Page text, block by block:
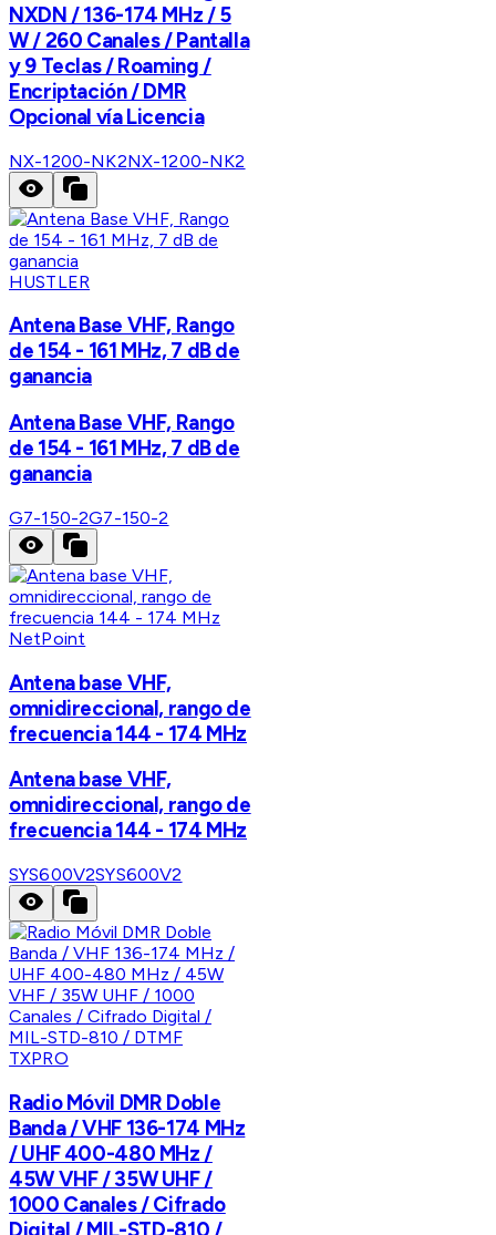
NXDN / 136-174 MHz / 5
W / 260 Canales / Pantalla
y 9 Teclas / Roaming /
Encriptación / DMR
Opcional vía Licencia
NX-1200-NK2NX-1200-NK2
HUSTLER
Antena Base VHF, Rango
de 154 - 161 MHz, 7 dB de
ganancia
Antena Base VHF, Rango
de 154 - 161 MHz, 7 dB de
ganancia
G7-150-2G7-150-2
NetPoint
Antena base VHF,
omnidireccional, rango de
frecuencia 144 - 174 MHz
Antena base VHF,
omnidireccional, rango de
frecuencia 144 - 174 MHz
SYS600V2SYS600V2
TXPRO
Radio Móvil DMR Doble
Banda / VHF 136-174 MHz
/ UHF 400-480 MHz /
45W VHF / 35W UHF /
1000 Canales / Cifrado
Digital / MIL-STD-810 /